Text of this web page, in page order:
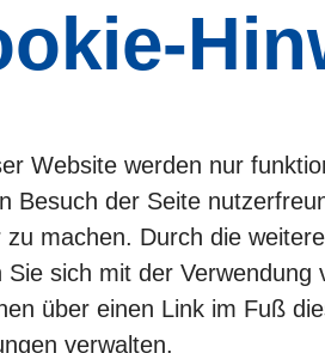
Website werden nur
Besuch der Seite
zu machen. Durch die
Sie sich mit der Verwendung
über einen Link im Fuß
verwalten.
der erhaltenen
auf Grundlage
M-V wurden in
bis einschließlich 30.09.2024
die bis zum
IST-Liquiditäts­engpasses